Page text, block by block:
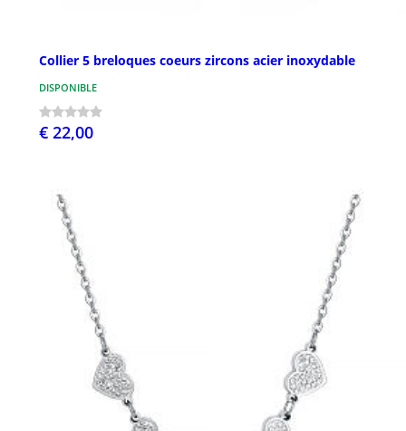
Collier 5 breloques coeurs zircons acier inoxydable
DISPONIBLE
€ 22,00